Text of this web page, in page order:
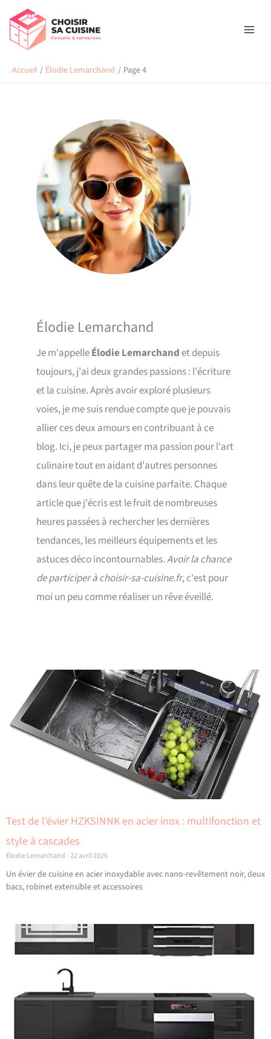
contenu
Accueil Élodie Lemarchand Page 4
Élodie Lemarchand
Je m'appelleÉlodie Lemarchandet depuis
toujours, j'ai deux grandes passions : l'écriture
et la cuisine. Après avoir exploré plusieurs
voies, je me suis rendue compte que je pouvais
allier ces deux amours en contribuant à ce
blog. Ici, je peux partager ma passion pour l'art
culinaire tout en aidant d'autres personnes
dans leur quête de la cuisine parfaite. Chaque
article que j'écris est le fruit de nombreuses
heures passées à rechercher les dernières
tendances, les meilleurs équipements et les
astuces déco incontournables.Avoir la chance
de participer à choisir-sa-cuisine.fr, c'est pour
moi un peu comme réaliser un rêve éveillé.
Test de l’évier HZKSINNK en acier inox : multifonction et
style à cascades
Élodie Lemarchand 22 avril 2026
Un évier de cuisine en acier inoxydable avec nano-revêtement noir, deux
bacs, robinet extensible et accessoires